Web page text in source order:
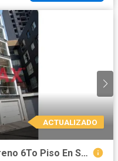
ACTUALIZADO
Departamento Duplex De Estreno 6To Piso En San Miguel- No Paga Alcabala